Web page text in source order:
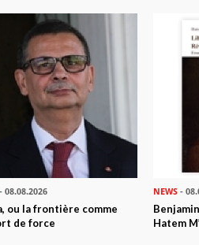
de ces prédicateurs qui viennent
des femmes et de leur
vrai visage de ce que pourrait être
Regardez et jugez si c'est cela
de barbares qui se nourrissent
et insupportable. Ces
criminels de guerre. Puissants ou
Dieu. Vous paierez tout le mal que
SE POURSUIT et S’ACCÉLÈRE
de semer le poison wahhabi dans
- 08.08.2026
ou la frontière comme
de force
NEWS -
Hatem